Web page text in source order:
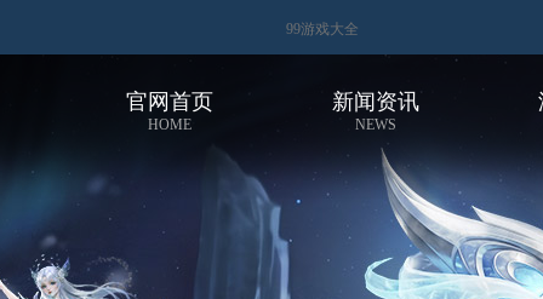
99游戏大全
官网首页
HOME
新闻资讯
NEWS